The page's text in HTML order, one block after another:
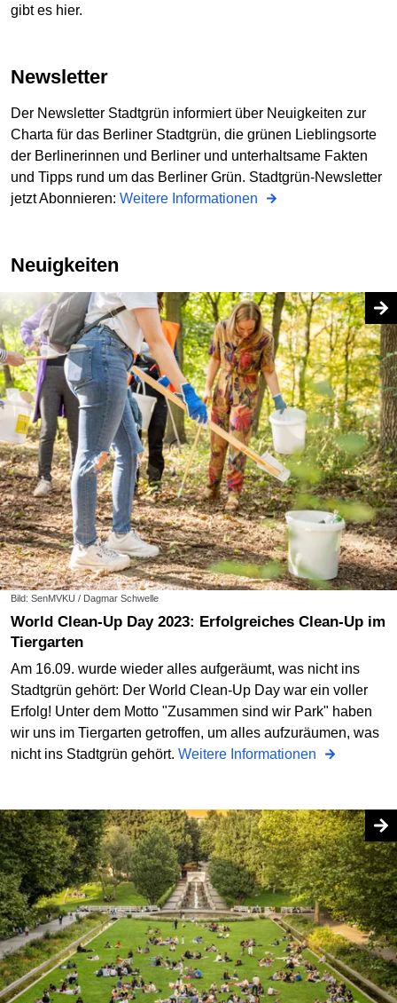
gibt es hier.
Newsletter
Der Newsletter Stadtgrün informiert über Neuigkeiten zur
Charta für das Berliner Stadtgrün, die grünen Lieblingsorte
der Berlinerinnen und Berliner und unterhaltsame Fakten
und Tipps rund um das Berliner Grün. Stadtgrün-Newsletter
jetzt Abonnieren: Weitere Informationen
Neuigkeiten
Bild: SenMVKU / Dagmar Schwelle
World Clean-Up Day 2023: Erfolgreiches Clean-Up im
Tiergarten
Am 16.09. wurde wieder alles aufgeräumt, was nicht ins
Stadtgrün gehört: Der World Clean-Up Day war ein voller
Erfolg! Unter dem Motto "Zusammen sind wir Park" haben
wir uns im Tiergarten getroffen, um alles aufzuräumen, was
nicht ins Stadtgrün gehört. Weitere Informationen